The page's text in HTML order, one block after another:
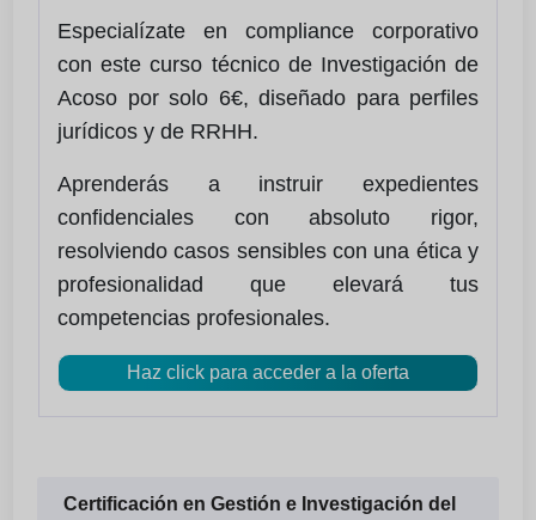
Especialízate en compliance corporativo
con este curso técnico de Investigación de
Acoso por solo 6€, diseñado para perfiles
jurídicos y de RRHH.
Aprenderás a instruir expedientes
confidenciales con absoluto rigor,
resolviendo casos sensibles con una ética y
profesionalidad que elevará tus
competencias profesionales.
Haz click para acceder a la oferta
Certificación en Gestión e Investigación del